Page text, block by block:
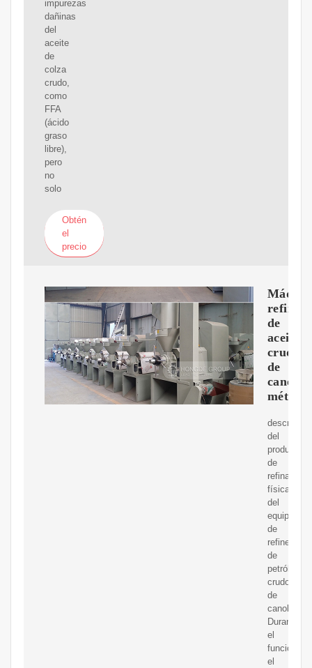
impurezas
dañinas
del
aceite
de
colza
crudo,
como
FFA
(ácido
graso
libre),
pero
no
solo
Obtén
el
precio
de
aceite
crudo
de
canola
método
del
de
refinación
física
del
equipo
de
refinería
de
petróleo
crudo
de
canola.
Durante
el
el